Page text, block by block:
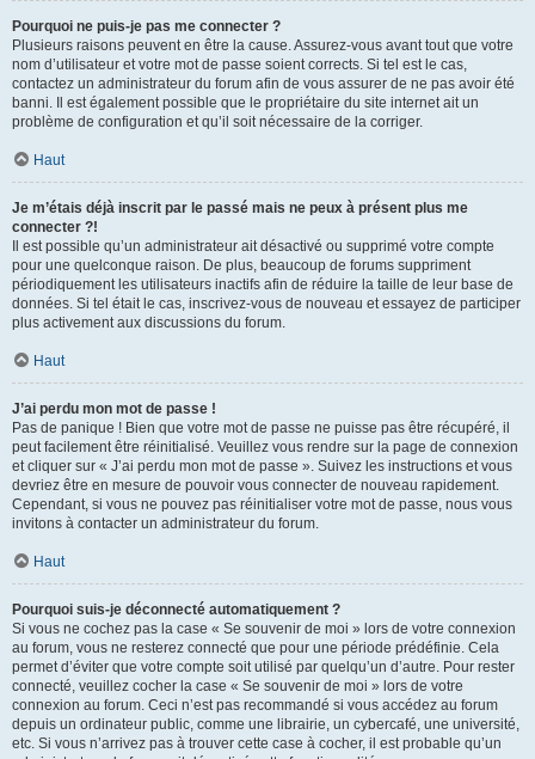
Pourquoi ne puis-je pas me connecter ?
Plusieurs raisons peuvent en être la cause. Assurez-vous avant tout que votre
nom d’utilisateur et votre mot de passe soient corrects. Si tel est le cas,
contactez un administrateur du forum afin de vous assurer de ne pas avoir été
banni. Il est également possible que le propriétaire du site internet ait un
problème de configuration et qu’il soit nécessaire de la corriger.
Haut
Je m’étais déjà inscrit par le passé mais ne peux à présent plus me
connecter ?!
Il est possible qu’un administrateur ait désactivé ou supprimé votre compte
pour une quelconque raison. De plus, beaucoup de forums suppriment
périodiquement les utilisateurs inactifs afin de réduire la taille de leur base de
données. Si tel était le cas, inscrivez-vous de nouveau et essayez de participer
plus activement aux discussions du forum.
Haut
J’ai perdu mon mot de passe !
Pas de panique ! Bien que votre mot de passe ne puisse pas être récupéré, il
peut facilement être réinitialisé. Veuillez vous rendre sur la page de connexion
et cliquer sur « J’ai perdu mon mot de passe ». Suivez les instructions et vous
devriez être en mesure de pouvoir vous connecter de nouveau rapidement.
Cependant, si vous ne pouvez pas réinitialiser votre mot de passe, nous vous
invitons à contacter un administrateur du forum.
Haut
Pourquoi suis-je déconnecté automatiquement ?
Si vous ne cochez pas la case « Se souvenir de moi » lors de votre connexion
au forum, vous ne resterez connecté que pour une période prédéfinie. Cela
permet d’éviter que votre compte soit utilisé par quelqu’un d’autre. Pour rester
connecté, veuillez cocher la case « Se souvenir de moi » lors de votre
connexion au forum. Ceci n’est pas recommandé si vous accédez au forum
depuis un ordinateur public, comme une librairie, un cybercafé, une université,
etc. Si vous n’arrivez pas à trouver cette case à cocher, il est probable qu’un